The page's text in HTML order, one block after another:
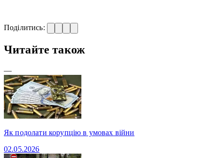
Поділитись:
Читайте також
—
Як подолати корупцію в умовах війни
02.05.2026